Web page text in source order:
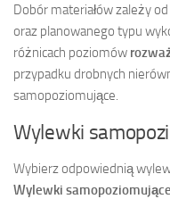
Dobór materiałów zależy
oraz planowanego typu
różnicach poziomów
przypadku drobnych
samopoziomujące.
Wylewki
Wybierz odpowiednią
Wylewki samopoziomujące